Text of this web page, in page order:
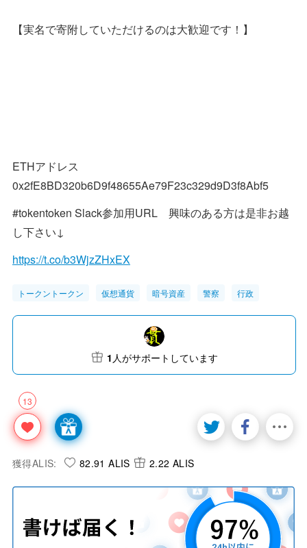
【実名で寄附していただけるのは大歓迎です！】
ETHアドレス
0x2fE8BD320b6D9f48655Ae79F23c329d9D3f8Abf5
#tokentoken Slack参加用URL 興味のある方は是非お越
し下さい↓
https://t.co/b3WjzZHxEX
トークントークン 仮想通貨 暗号資産 警察 行政
13
1 人がサポートしています
獲得ALIS: 82.91 ALIS 2.22 ALIS